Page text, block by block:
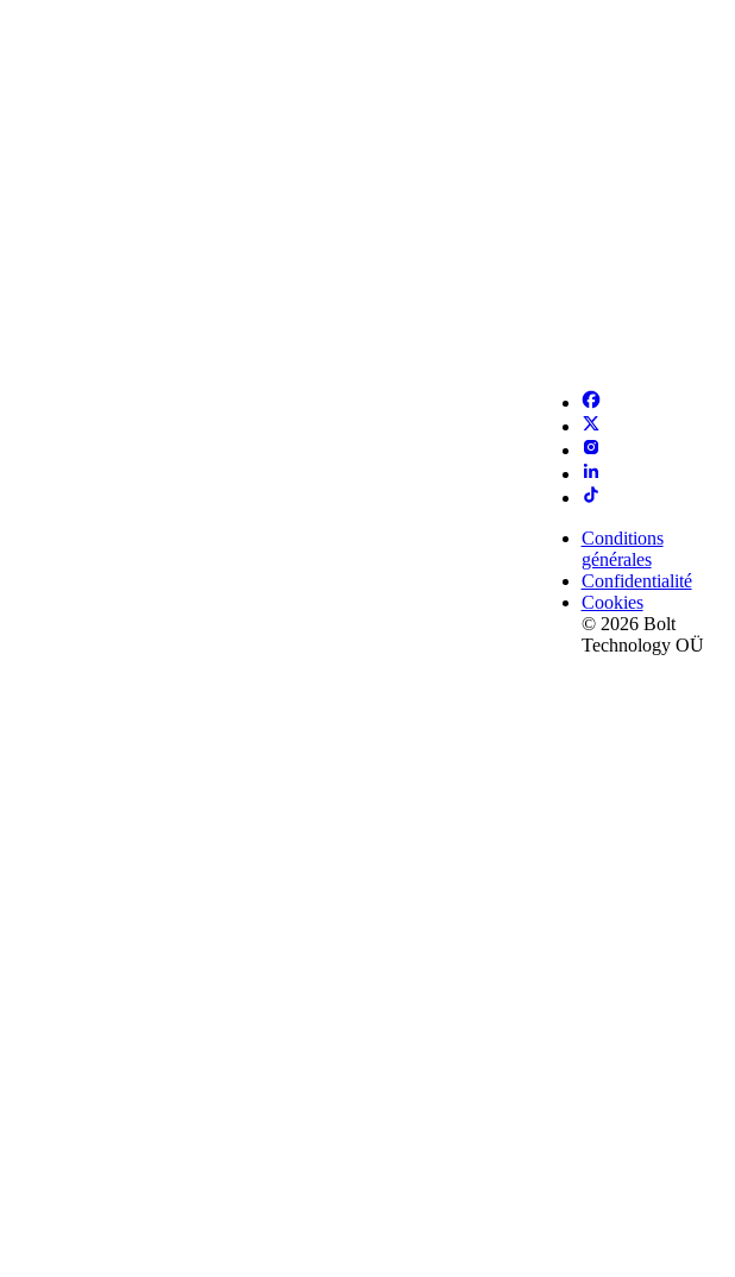
Conditions
générales
Confidentialité
Cookies
© 2026 Bolt
Technology OÜ